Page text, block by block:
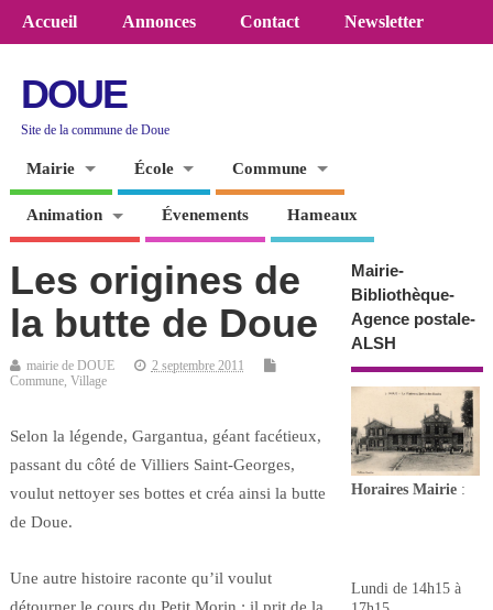
Accueil Annonces Contact Newsletter
DOUE
Site de la commune de Doue
Mairie École Commune
Animation Évenements Hameaux
Les origines de
la butte de Doue
mairie de DOUE
2 septembre 2011
Commune, Village
Selon la légende, Gargantua, géant facétieux,
passant du côté de Villiers Saint-Georges,
voulut nettoyer ses bottes et créa ainsi la butte
de Doue.
Une autre histoire raconte qu’il voulut
détourner le cours du Petit Morin ; il prit de la
Mairie-
Bibliothèque-
Agence postale-
ALSH
Horaires Mairie :
Lundi de 14h15 à